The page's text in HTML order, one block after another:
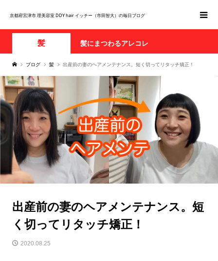
京都府宮津市 理美容室 DDY hair イッチー（市田智大）の毎日ブログ
髪 髪にまつわるアレコレ
ブログ 髪 出産前の妻のヘアメンテナンス。短く切ってリタッチ矯正！
出産前の妻のヘアメンテナンス。短
く切ってリタッチ矯正！
2020.08.25